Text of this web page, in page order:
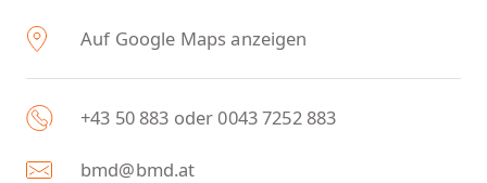
Auf Google Maps anzeigen
+43 50 883 oder 0043 7252 883
bmd@bmd.at